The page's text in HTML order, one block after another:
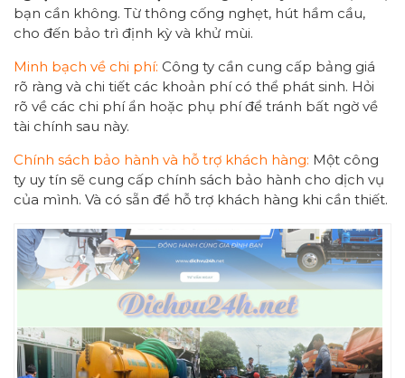
bạn cần không. Từ thông cống nghẹt, hút hầm cầu,
cho đến bảo trì định kỳ và khử mùi.
Minh bạch về chi phí: Công ty cần cung cấp bảng giá
rõ ràng và chi tiết các khoản phí có thể phát sinh. Hỏi
rõ về các chi phí ẩn hoặc phụ phí để tránh bất ngờ về
tài chính sau này.
Chính sách bảo hành và hỗ trợ khách hàng: Một công
ty uy tín sẽ cung cấp chính sách bảo hành cho dịch vụ
của mình. Và có sẵn để hỗ trợ khách hàng khi cần thiết.